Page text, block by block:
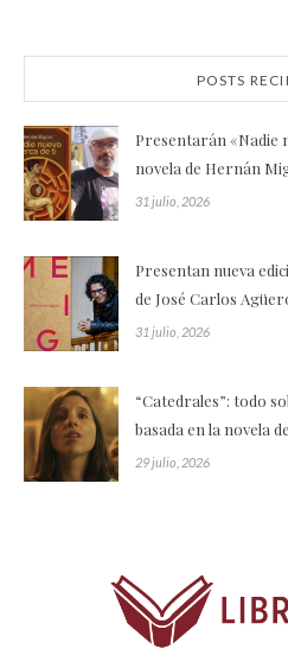
POSTS
Presentarán «Nadie
novela de Hernán
31 julio, 2026
Presentan nueva
de José Carlos
31 julio, 2026
“Catedrales”: todo
basada en la novela
29 julio, 2026